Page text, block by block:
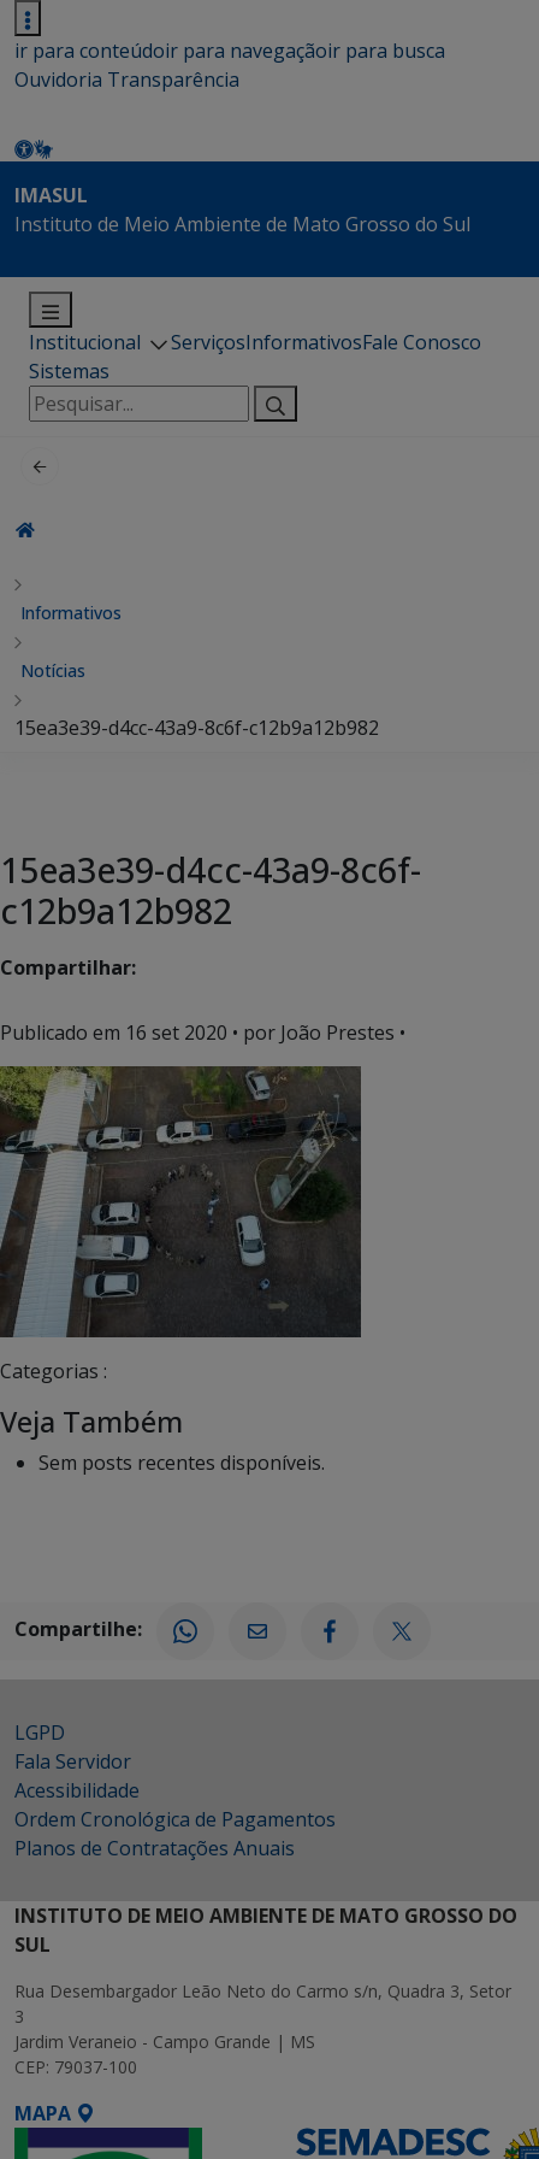
ir para conteúdoir para navegaçãoir para busca
Ouvidoria Transparência
IMASUL
Instituto de Meio Ambiente de Mato Grosso do Sul
Institucional ServiçosInformativosFale Conosco
Sistemas
Pesquisar
por:
Informativos
Notícias
15ea3e39-d4cc-43a9-8c6f-c12b9a12b982
15ea3e39-d4cc-43a9-8c6f-
c12b9a12b982
Compartilhar:
Publicado em 16 set 2020 • por João Prestes •
Categorias :
Veja Também
Sem posts recentes disponíveis.
Compartilhe:
LGPD
Fala Servidor
Acessibilidade
Ordem Cronológica de Pagamentos
Planos de Contratações Anuais
INSTITUTO DE MEIO AMBIENTE DE MATO GROSSO DO
SUL
Rua Desembargador Leão Neto do Carmo s/n, Quadra 3, Setor
3
Jardim Veraneio - Campo Grande | MS
CEP: 79037-100
MAPA